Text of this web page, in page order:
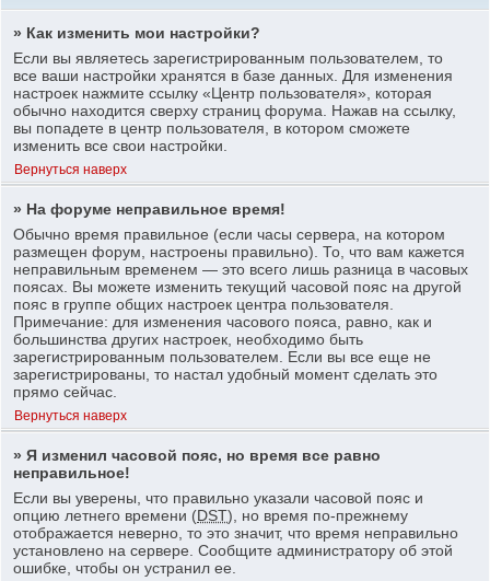
» Как изменить мои настройки?
Если вы являетесь зарегистрированным пользователем, то
все ваши настройки хранятся в базе данных. Для изменения
настроек нажмите ссылку «Центр пользователя», которая
обычно находится сверху страниц форума. Нажав на ссылку,
вы попадете в центр пользователя, в котором сможете
изменить все свои настройки.
Вернуться наверх
» На форуме неправильное время!
Обычно время правильное (если часы сервера, на котором
размещен форум, настроены правильно). То, что вам кажется
неправильным временем — это всего лишь разница в часовых
поясах. Вы можете изменить текущий часовой пояс на другой
пояс в группе общих настроек центра пользователя.
Примечание: для изменения часового пояса, равно, как и
большинства других настроек, необходимо быть
зарегистрированным пользователем. Если вы все еще не
зарегистрированы, то настал удобный момент сделать это
прямо сейчас.
Вернуться наверх
» Я изменил часовой пояс, но время все равно
неправильное!
Если вы уверены, что правильно указали часовой пояс и
опцию летнего времени (DST), но время по-прежнему
отображается неверно, то это значит, что время неправильно
установлено на сервере. Сообщите администратору об этой
ошибке, чтобы он устранил ее.